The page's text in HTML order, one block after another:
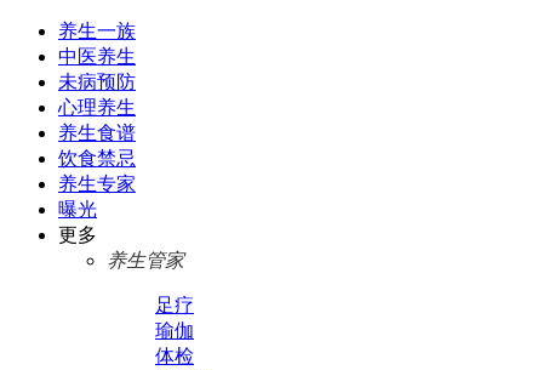
养生一族
中医养生
未病预防
心理养生
养生食谱
饮食禁忌
养生专家
曝光
更多
养生管家
足疗
瑜伽
体检